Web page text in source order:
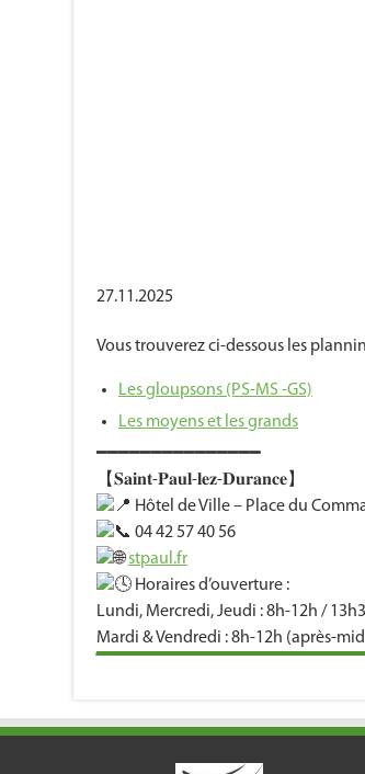
27.11.2025
Vous trouverez ci-dessous les
Les gloupsons (PS-MS -GS)
Les moyens et les grands
━━━━━━━━━━━━━━━
【𝐒𝐚𝐢𝐧𝐭-𝐏𝐚𝐮𝐥-𝐥𝐞𝐳-𝐃𝐮𝐫𝐚𝐧𝐜𝐞】
Hôtel de Ville – Place du
04 42 57 40 56
stpaul.fr
Horaires d’ouverture :
Lundi, Mercredi, Jeudi : 8h-12h /
Mardi & Vendredi : 8h-12h (après-